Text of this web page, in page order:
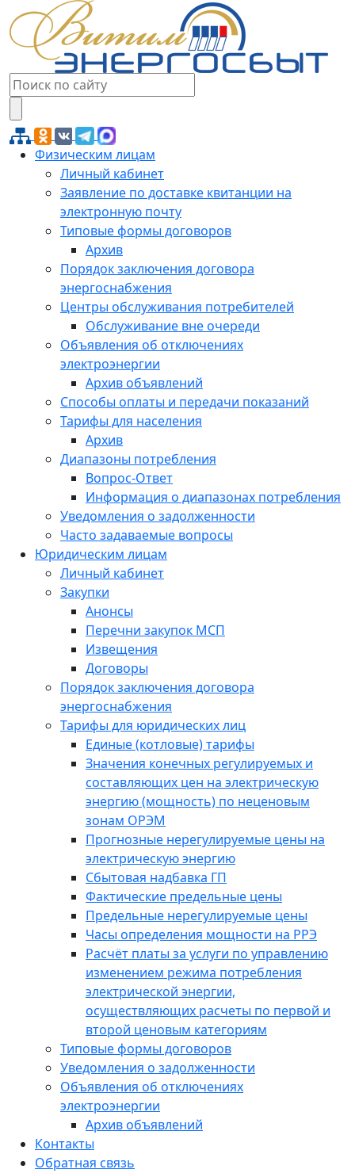
Физическим лицам
Личный кабинет
Заявление по доставке квитанции на
электронную почту
Типовые формы договоров
Архив
Порядок заключения договора
энергоснабжения
Центры обслуживания потребителей
Обслуживание вне очереди
Объявления об отключениях
электроэнергии
Архив объявлений
Способы оплаты и передачи показаний
Тарифы для населения
Архив
Диапазоны потребления
Вопрос-Ответ
Информация о диапазонах потребления
Уведомления о задолженности
Часто задаваемые вопросы
Юридическим лицам
Личный кабинет
Закупки
Анонсы
Перечни закупок МСП
Извещения
Договоры
Порядок заключения договора
энергоснабжения
Тарифы для юридических лиц
Единые (котловые) тарифы
Значения конечных регулируемых и
составляющих цен на электрическую
энергию (мощность) по неценовым
зонам ОРЭМ
Прогнозные нерегулируемые цены на
электрическую энергию
Сбытовая надбавка ГП
Фактические предельные цены
Предельные нерегулируемые цены
Часы определения мощности на РРЭ
Расчёт платы за услуги по управлению
изменением режима потребления
электрической энергии,
осуществляющих расчеты по первой и
второй ценовым категориям
Типовые формы договоров
Уведомления о задолженности
Объявления об отключениях
электроэнергии
Архив объявлений
Контакты
Обратная связь